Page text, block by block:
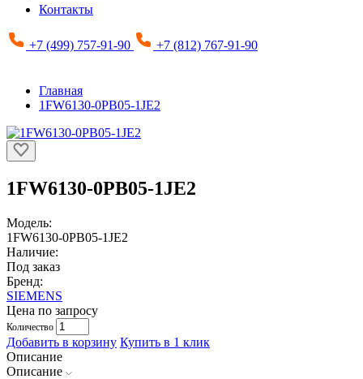
Контакты
+7 (499) 757-91-90 +7 (812) 767-91-90
Главная
1FW6130-0PB05-1JE2
1FW6130-0PB05-1JE2
Модель:
1FW6130-0PB05-1JE2
Наличие:
Под заказ
Бренд:
SIEMENS
Цена по запросу
Количество
Добавить в корзину Купить в 1 клик
Описание
Описание